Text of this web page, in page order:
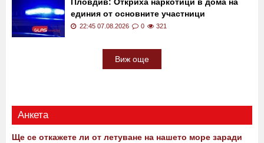
единия от основните участници
22:45 07.08.2026 0 321
Виж още
Анкета
Ще се откажете ли от летуване на нашето море заради